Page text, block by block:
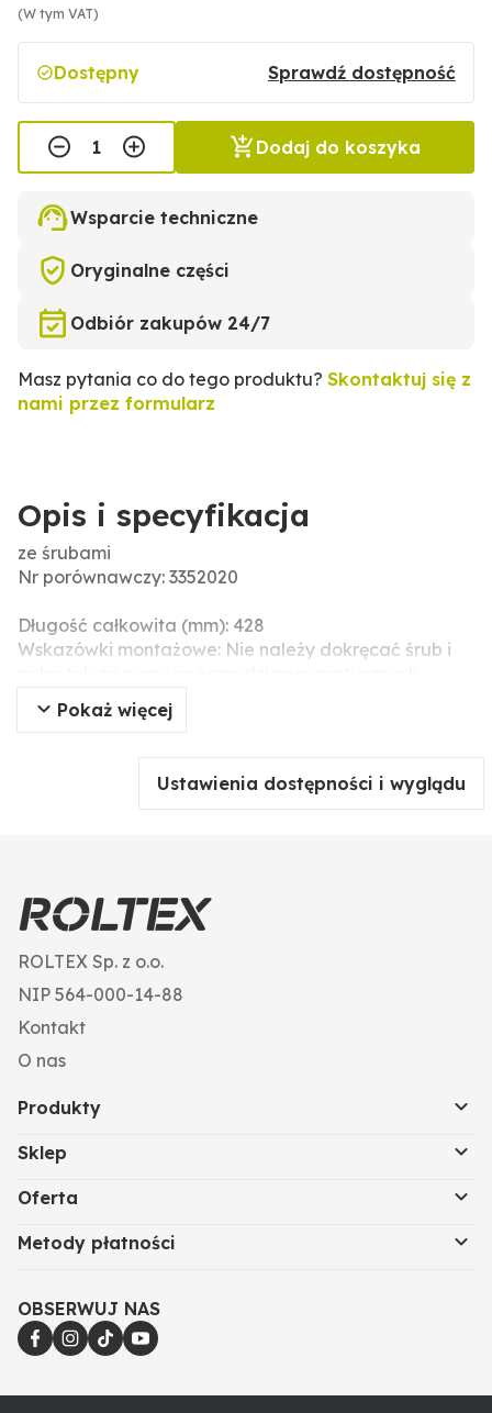
(W tym VAT)
Dostępny Sprawdź dostępność
Dodaj do koszyka
Wsparcie techniczne
Oryginalne części
Odbiór zakupów 24/7
Masz pytania co do tego produktu? Skontaktuj się z
nami przez formularz
Opis i specyfikacja
ze śrubami
Nr porównawczy: 3352020
Długość całkowita (mm): 428
Wskazówki montażowe: Nie należy dokręcać śrub i
ponieważ może to prowadzić do uszkodzenia części
roboczej (pęknięcia naprężeniowe).
Rozstaw otworów (mm): 136
Pokaż więcej
Ustawienia dostępności i wyglądu
ROLTEX Sp. z o.o.
NIP 564-000-14-88
Kontakt
O nas
Produkty
Sklep
Oferta
Metody płatności
OBSERWUJ NAS